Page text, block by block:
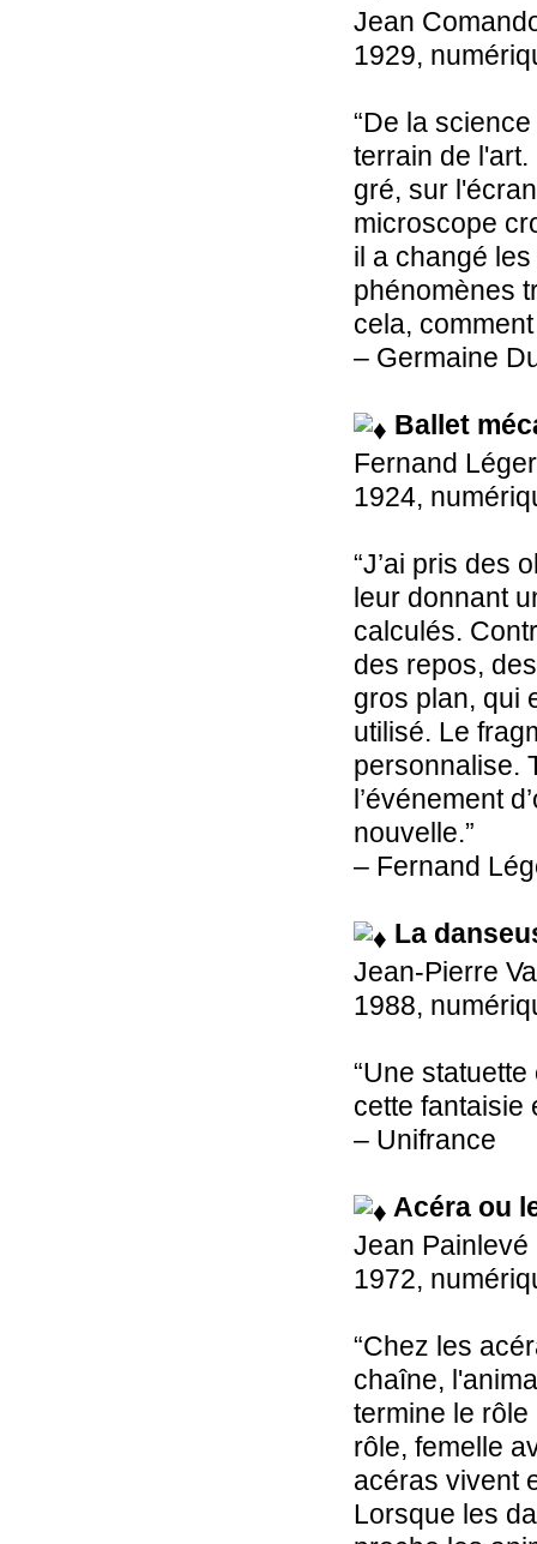
Jean
1929,
“De la
terrain de
gré, sur
microscope
il a changé
phénomènes
cela,
– Germaine
Ballet
Fernand
1924,
“J’ai pris des
leur donnant
calculés.
des repos,
gros plan, qui
utilisé. Le
personnalise.
l’événement
nouvelle.”
– Fernand
La
Jean-Pierre
1988,
“Une
cette fantaisie
– Unifrance
Acéra ou
Jean Painlevé
1972,
“Chez les
chaîne,
termine le
rôle, femelle
acéras vivent
Lorsque les